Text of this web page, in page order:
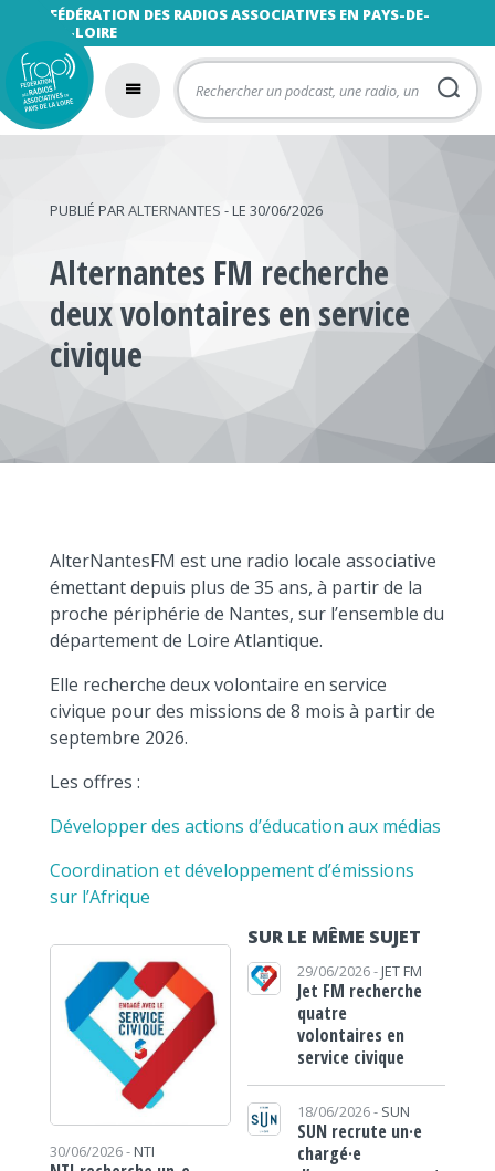
FÉDÉRATION DES RADIOS ASSOCIATIVES EN PAYS-DE-
LA-LOIRE
PUBLIÉ PARALTERNANTES - LE 30/06/2026
Alternantes FM recherche
deux volontaires en service
civique
AlterNantesFM est une radio locale associative
émettant depuis plus de 35 ans, à partir de la
proche périphérie de Nantes, sur l’ensemble du
département de Loire Atlantique.
Elle recherche deux volontaire en service
civique pour des missions de 8 mois à partir de
septembre 2026.
Les offres :
Développer des actions d’éducation aux médias
Coordination et développement d’émissions
sur l’Afrique
SUR LE MÊME SUJET
30/06/2026 - NTI
29/06/2026 - JET FM
Jet FM recherche
quatre
volontaires en
service civique
18/06/2026 - SUN
SUN recrute un·e
chargé·e